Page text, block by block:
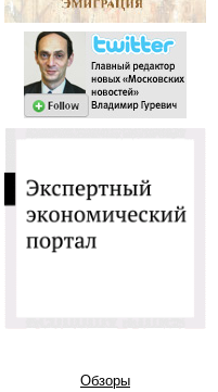
Обзоры